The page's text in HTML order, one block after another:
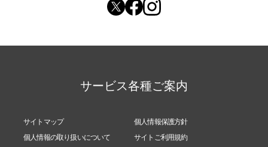
サービス各種ご案内
サイトマップ
個人情報保護方針
個人情報の取り扱いについて
サイトご利用規約